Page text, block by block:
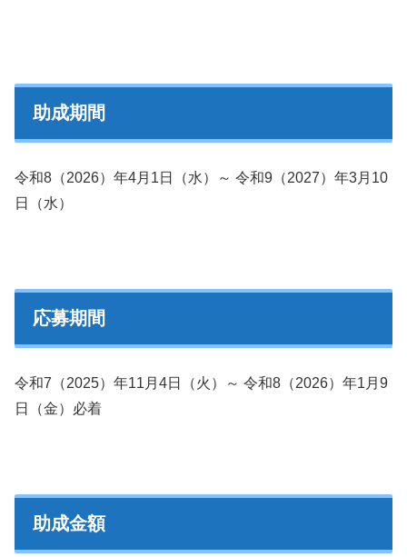
助成期間
令和8（2026）年4月1日（水）～ 令和9（2027）年3月10
日（水）
応募期間
令和7（2025）年11月4日（火）～ 令和8（2026）年1月9
日（金）必着
助成金額